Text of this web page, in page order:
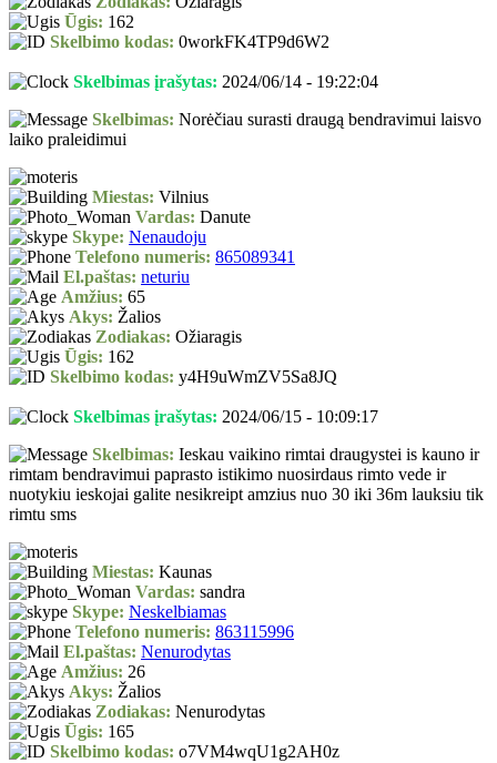
Ūgis: 162
Skelbimo kodas: 0workFK4TP9d6W2
Skelbimas įrašytas: 2024/06/14 - 19:22:04
Skelbimas: Norėčiau surasti draugą bendravimui laisvo
laiko praleidimui
Miestas: Vilnius
Vardas: Danute
Skype: Nenaudoju
Telefono numeris: 865089341
El.paštas: neturiu
Amžius: 65
Akys: Žalios
Zodiakas: Ožiaragis
Ūgis: 162
Skelbimo kodas: y4H9uWmZV5Sa8JQ
Skelbimas įrašytas: 2024/06/15 - 10:09:17
Skelbimas: Ieskau vaikino rimtai draugystei is kauno ir
rimtam bendravimui paprasto istikimo nuosirdaus rimto vede ir
nuotykiu ieskojai galite nesikreipt amzius nuo 30 iki 36m lauksiu tik
rimtu sms
Miestas: Kaunas
Vardas: sandra
Skype: Neskelbiamas
Telefono numeris: 863115996
El.paštas: Nenurodytas
Amžius: 26
Akys: Žalios
Zodiakas: Nenurodytas
Ūgis: 165
Skelbimo kodas: o7VM4wqU1g2AH0z